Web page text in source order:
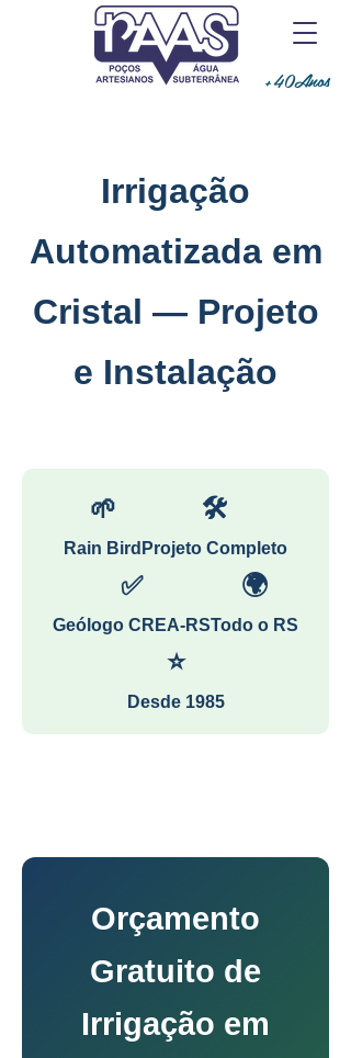
+40Anos
Irrigação
Automatizada em
Cristal — Projeto
e Instalação
🌱
Rain Bird
🛠
Projeto Completo
✅
Geólogo CREA-RS
🌍
Todo o RS
⭐
Desde 1985
Orçamento
Gratuito de
Irrigação em